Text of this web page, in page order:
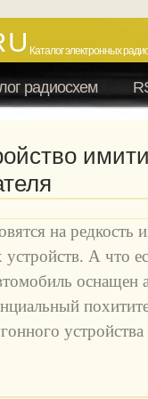
Каталог электронных
радиосхем
на редкость
А что